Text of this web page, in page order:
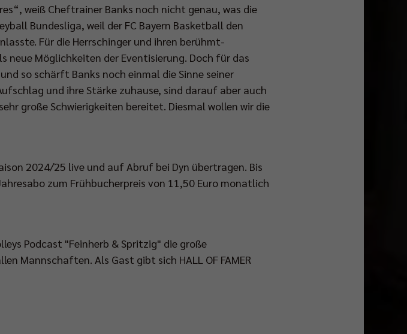
weiß Cheftrainer Banks noch nicht genau, was die
Bundesliga, weil der FC Bayern Basketball den
Für die Herrschinger und ihren berühmt-
Möglichkeiten der Eventisierung. Doch für das
so schärft Banks noch einmal die Sinne seiner
und ihre Stärke zuhause, sind darauf aber auch
große Schwierigkeiten bereitet. Diesmal wollen wir die
2024/25 live und auf Abruf bei Dyn übertragen. Bis
zum Frühbucherpreis von 11,50 Euro monatlich
Podcast "Feinherb & Spritzig" die große
Mannschaften. Als Gast gibt sich HALL OF FAMER